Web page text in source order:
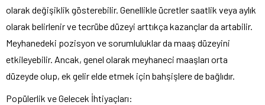
olarak değişiklik gösterebilir. Genellikle ücretler saatlik veya aylık
olarak belirlenir ve tecrübe düzeyi arttıkça kazançlar da artabilir.
Meyhanedeki pozisyon ve sorumluluklar da maaş düzeyini
etkileyebilir. Ancak, genel olarak meyhaneci maaşları orta
düzeyde olup, ek gelir elde etmek için bahşişlere de bağlıdır.
Popülerlik ve Gelecek İhtiyaçları: